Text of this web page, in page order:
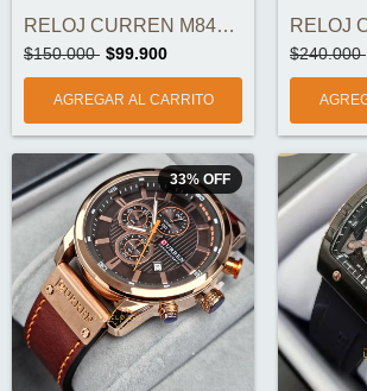
RELOJ CURREN M8460 ORIGINAL
$150.000 $99.900 $240.000
33%OFF